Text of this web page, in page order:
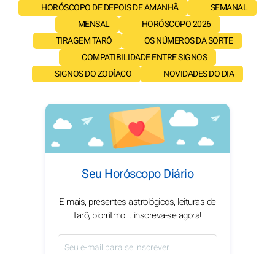
HORÓSCOPO DE DEPOIS DE AMANHÃ
SEMANAL
MENSAL
HORÓSCOPO 2026
TIRAGEM TARÔ
OS NÚMEROS DA SORTE
COMPATIBILIDADE ENTRE SIGNOS
SIGNOS DO ZODÍACO
NOVIDADES DO DIA
Seu Horóscopo Diário
E mais, presentes astrológicos, leituras de
tarô, biorritmo... inscreva-se agora!